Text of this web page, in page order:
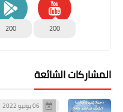
200
200
المشاركات الشائعة
06 يونيو 2022